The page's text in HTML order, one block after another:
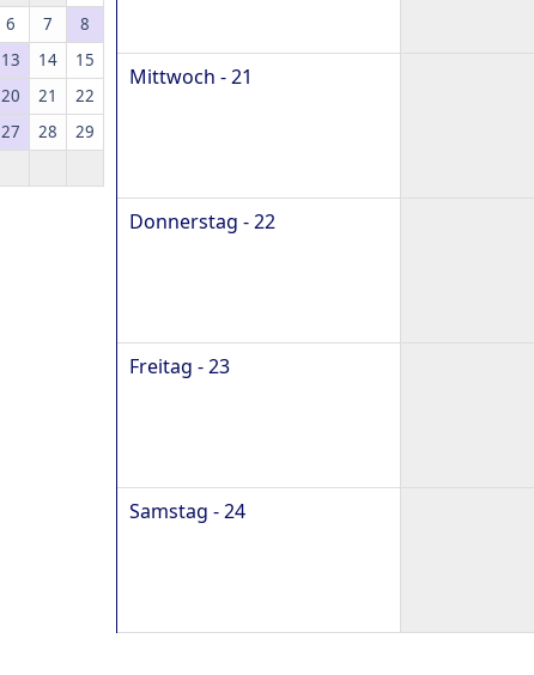
6 7
8
13 14
15
20 21
22
27 28
29
Mittwoch - 21
Donnerstag - 22
Freitag - 23
Samstag - 24